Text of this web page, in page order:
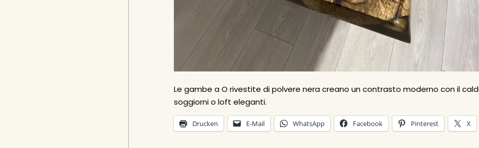
Le gambe a O rivestite di polvere nera creano un contrasto moderno con il
soggiorni o loft eleganti.
Drucken E-Mail WhatsApp Facebook Pinterest X